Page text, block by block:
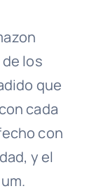
los
que
cada
con
y el